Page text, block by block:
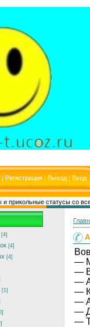
| Регистрация | Выход | Вход
прикольные статусы со
[4]
[4]
[4]
[1]
—
—
— А
—
— А
—
—